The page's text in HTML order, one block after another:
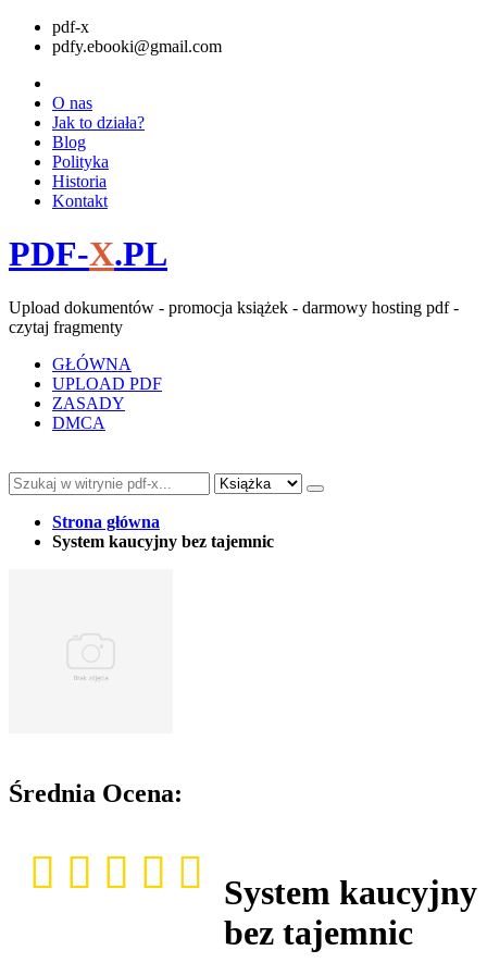
pdf-x
pdfy.ebooki@gmail.com
O nas
Jak to działa?
Blog
Polityka
Historia
Kontakt
PDF-X.PL
Upload dokumentów - promocja książek - darmowy hosting pdf -
czytaj fragmenty
GŁÓWNA
UPLOAD PDF
ZASADY
DMCA
Strona główna
System kaucyjny bez tajemnic
Średnia Ocena:
System kaucyjny
bez tajemnic